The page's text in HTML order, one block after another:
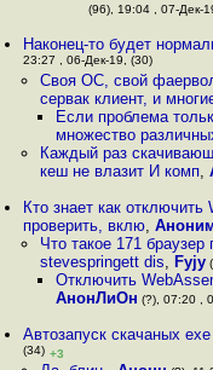
(96), 19:04 , 07-Дек-
Наконец-то будет
23:27 , 06-Дек-19, (30)
Своя ОС, свой
сервак клиент, и
Если проблема
множество
Каждый раз
кеш не влазит И комп,
Кто знает как
проверить, вклю,
Что такое 171
stevespringett dis, Fyjy
Отключить
АнонЛиОн (?), 07:20 ,
Автозапуск скачаных
(34) +3